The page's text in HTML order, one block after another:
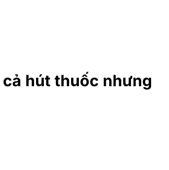
hút thuốc nhưng